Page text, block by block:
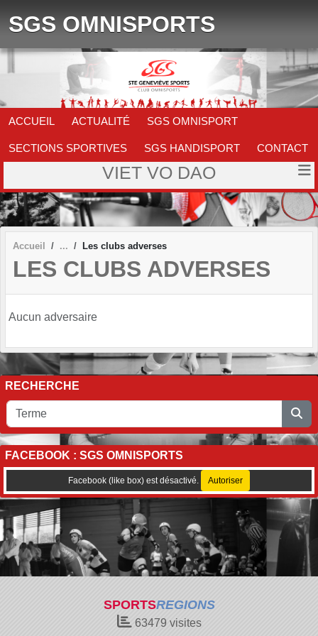
SGS OMNISPORTS
ACCUEIL ACTUALITÉ SGS OMNISPORT
SECTIONS SPORTIVES SGS HANDISPORT CONTACT
VIET VO DAO
Accueil Les clubs adverses
LES CLUBS ADVERSES
Aucun adversaire
RECHERCHE
FACEBOOK : SGS OMNISPORTS
Facebook (like box) est désactivé. Autoriser
SPORTSREGIONS
63479 visites